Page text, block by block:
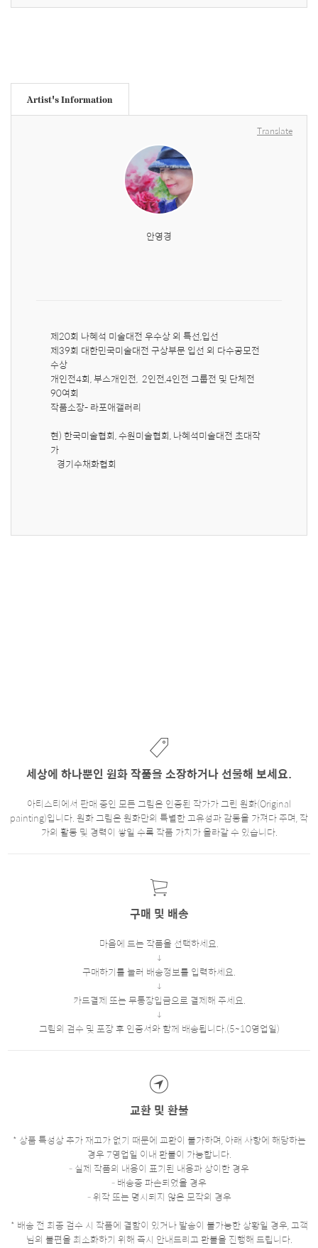
Artist's Information
Translate
안영경
제20회 나혜석 미술대전 우수상 외 특선,입선
제39회 대한민국미술대전 구상부문 입선 외 다수공모전
수상
개인전4회, 부스개인전,  2인전,4인전 그룹전 및 단체전
90여회
작품소장- 라포애갤러리
현) 한국미술협회, 수원미술협회, 나혜석미술대전 초대작
가
   경기수채화협회
세상에 하나뿐인 원화 작품을 소장하거나 선물해 보세요.
아티스티에서 판매 중인 모든 그림은 인증된 작가가 그린 원화(Original
painting)입니다. 원화 그림은 원화만의 특별한 고유성과 감동을 가져다 주며, 작
가의 활동 및 경력이 쌓일 수록 작품 가치가 올라갈 수 있습니다.
구매 및 배송
마음에 드는 작품을 선택하세요.
구매하기를 눌러 배송정보를 입력하세요.
카드결제 또는 무통장입금으로 결제해 주세요.
그림의 검수 및 포장 후 인증서와 함께 배송됩니다.(5~10영업일)
교환 및 환불
* 상품 특성상 추가 재고가 없기 때문에 교환이 불가하며, 아래 사항에 해당하는
경우 7영업일 이내 환불이 가능합니다.
- 실제 작품의 내용이 표기된 내용과 상이한 경우
- 배송중 파손되었을 경우
- 위작 또는 명시되지 않은 모작의 경우
* 배송 전 최종 검수 시 작품에 결함이 있거나 발송이 불가능한 상황일 경우, 고객
님의 불편을 최소화하기 위해 즉시 안내드리고 환불을 진행해 드립니다.